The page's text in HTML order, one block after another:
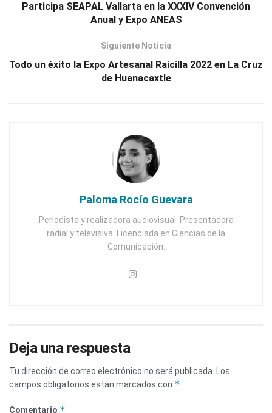
Participa SEAPAL Vallarta en la XXXIV Convención
Anual y Expo ANEAS
Siguiente Noticia
Todo un éxito la Expo Artesanal Raicilla 2022 en La Cruz
de Huanacaxtle
Paloma Rocío Guevara
Periodista y realizadora audiovisual. Presentadora
radial y televisiva. Licenciada en Ciencias de la
Comunicación.
Deja una respuesta
Tu dirección de correo electrónico no será publicada. Los
campos obligatorios están marcados con *
Comentario *